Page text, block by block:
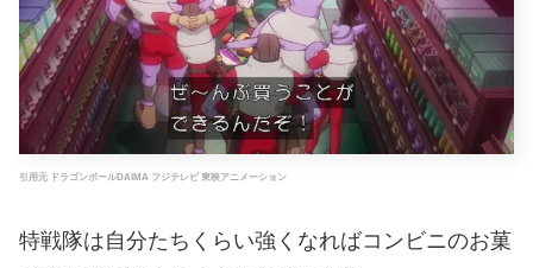
引用元 ドラゴンボールDAIMA フジテレビ 東映アニメーション
特戦隊は自分たちくらい強くなればコンビニのお菓